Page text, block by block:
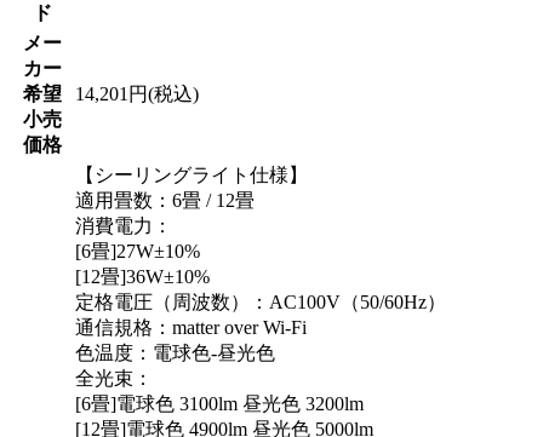
ド
メー
カー
希望
小売
価格
14,201円(税込)
【シーリングライト仕様】
適用畳数：6畳 / 12畳
消費電力：
[6畳]27W±10%
[12畳]36W±10%
定格電圧（周波数）：AC100V（50/60Hz）
通信規格：matter over Wi-Fi
色温度：電球色-昼光色
全光束：
[6畳]電球色 3100lm 昼光色 3200lm
[12畳]電球色 4900lm 昼光色 5000lm